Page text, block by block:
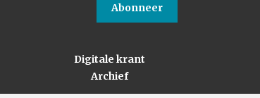
Abonneer
Digitale krant
Archief